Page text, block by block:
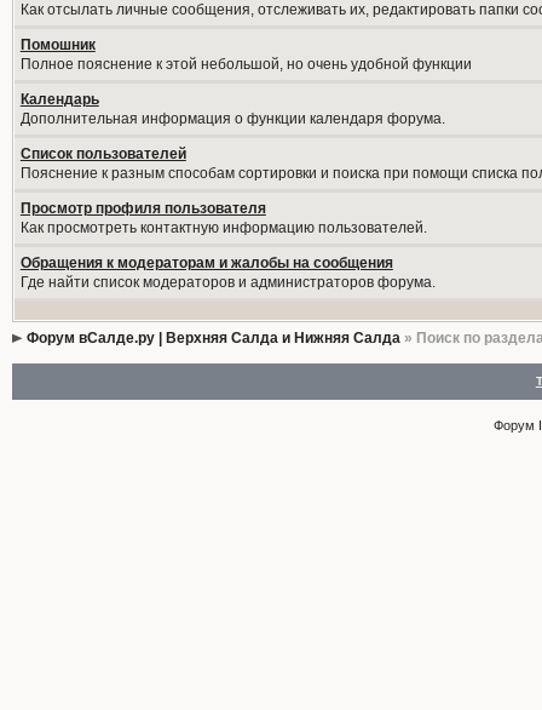
Как отсылать личные сообщения, отслеживать их, редактировать папки
Помошник
Полное пояснение к этой небольшой, но очень удобной функции
Календарь
Дополнительная информация о функции календаря форума.
Список пользователей
Пояснение к разным способам сортировки и поиска при помощи списка
Просмотр профиля пользователя
Как просмотреть контактную информацию пользователей.
Обращения к модераторам и жалобы на сообщения
Где найти список модераторов и администраторов форума.
Форум вСалде.ру | Верхняя Салда и Нижняя Салда» Поиск по
Форум